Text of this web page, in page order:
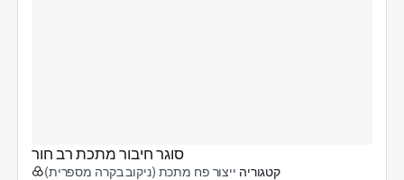
סוגר חיבור מתכת רב חור
קטגוריה ייצור פח מתכת (ניקוב בקרה מספרית)